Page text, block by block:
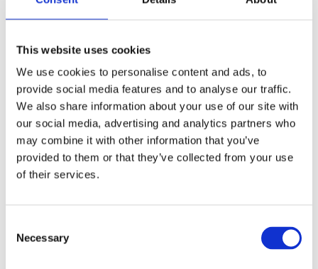
This website uses cookies
We use cookies to personalise content and ads, to
provide social media features and to analyse our traffic.
We also share information about your use of our site with
our social media, advertising and analytics partners who
may combine it with other information that you’ve
provided to them or that they’ve collected from your use
of their services.
Selection
Necessary
Uitstekende beheersing van de Nederlandse en
Engelse taal in woord en geschrift;
Je bent in het bezit van een rijbewijs, incidenteel zul
Aanbod
Een geweldig bedrijf om voor te werken met een rijke
historie en een mooie toekomst, met veel aandacht
voor innovatie. De collegialiteit is groot; een goede
eindresultaat is altijd een prachtig varend schip